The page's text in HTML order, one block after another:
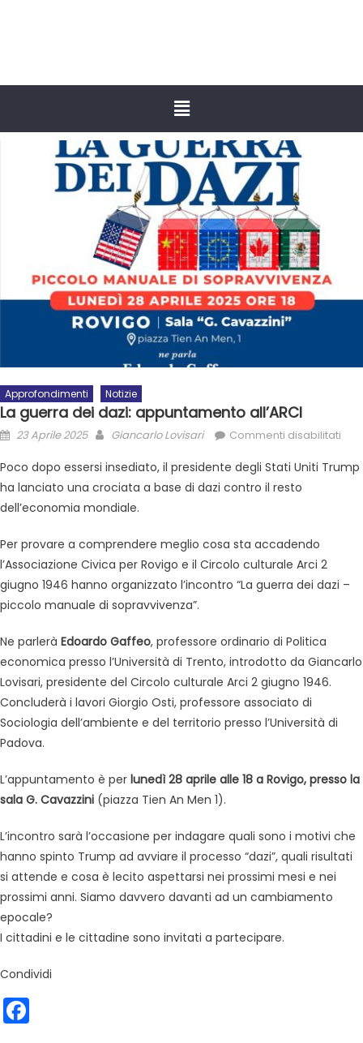
Approfondimenti Notizie
La guerra dei dazi: appuntamento all’ARCI
23 Aprile 2025 Giancarlo Lovisari Commenti disabilitati
Poco dopo essersi insediato, il presidente degli Stati Uniti Trump
ha lanciato una crociata a base di dazi contro il resto
dell’economia mondiale.
Per provare a comprendere meglio cosa sta accadendo
l’Associazione Civica per Rovigo e il Circolo culturale Arci 2
giugno 1946 hanno organizzato l’incontro “La guerra dei dazi –
piccolo manuale di sopravvivenza”.
Ne parlerà Edoardo Gaffeo, professore ordinario di Politica
economica presso l’Università di Trento, introdotto da Giancarlo
Lovisari, presidente del Circolo culturale Arci 2 giugno 1946.
Concluderà i lavori Giorgio Osti, professore associato di
Sociologia dell’ambiente e del territorio presso l’Università di
Padova.
L’appuntamento è per lunedì 28 aprile alle 18 a Rovigo, presso la
sala G. Cavazzini (piazza Tien An Men 1).
L’incontro sarà l’occasione per indagare quali sono i motivi che
hanno spinto Trump ad avviare il processo “dazi”, quali risultati
si attende e cosa è lecito aspettarsi nei prossimi mesi e nei
prossimi anni. Siamo davvero davanti ad un cambiamento
epocale?
I cittadini e le cittadine sono invitati a partecipare.
Condividi